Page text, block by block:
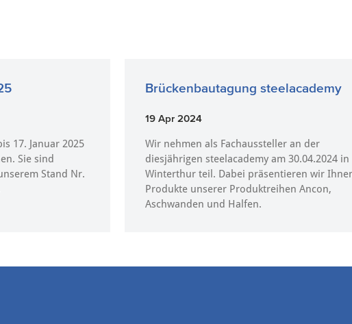
17. Januar 2025
Sie sind
Stand Nr.
Brückenbautagung steelacademy
19 Apr 2024
Wir nehmen als Fachaussteller an der
diesjährigen steelacademy am 30.04.2024 in
Winterthur teil. Dabei präsentieren wir
Produkte unserer Produktreihen Ancon,
Aschwanden und Halfen.